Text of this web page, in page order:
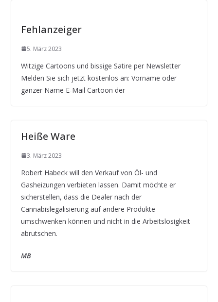
Fehlanzeiger
5. März 2023
Witzige Cartoons und bissige Satire per Newsletter
Melden Sie sich jetzt kostenlos an: Vorname oder
ganzer Name E-Mail Cartoon der
Heiße Ware
3. März 2023
Robert Habeck will den Verkauf von Öl- und
Gasheizungen verbieten lassen. Damit möchte er
sicherstellen, dass die Dealer nach der
Cannabislegalisierung auf andere Produkte
umschwenken können und nicht in die Arbeitslosigkeit
abrutschen.
MB